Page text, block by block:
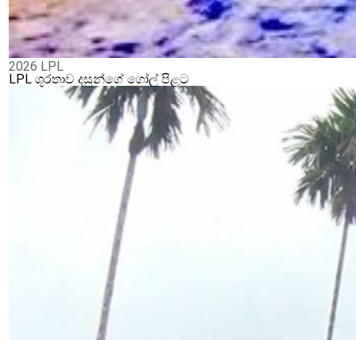
2026 LPL
LPL ශූරතාව දසුන්ගේ ගෝල් පිළට